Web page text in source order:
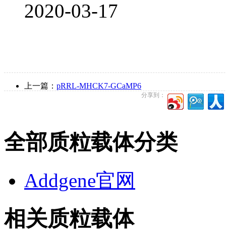
2020-03-17
上一篇： pRRL-MHCK7-GCaMP6
分享到：
全部质粒载体分类
Addgene官网
相关质粒载体